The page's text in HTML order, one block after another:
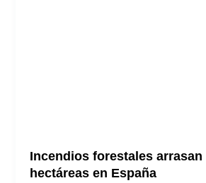
Incendios forestales arrasan
hectáreas en España